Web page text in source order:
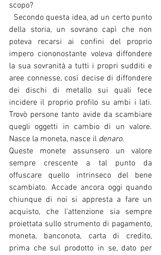
scopo?
della storia, un sovrano capì che non
poteva recarsi ai confini del proprio
impero ciononostante voleva diffondere
la sua sovranità a tutti i propri sudditi e
aree connesse, così decise di diffondere
dei dischi di metallo sui quali fece
incidere il proprio profilo su ambi i lati.
Trovò persone tanto avide da scambiare
quegli oggetti in cambio di un valore.
Nasce la moneta, nasce il denaro.
Queste monete assunsero un valore
sempre crescente a tal punto da
offuscare quello intrinseco del bene
scambiato. Accade ancora oggi quando
chiunque di noi si appresta a fare un
acquisto, che l’attenzione sia sempre
proiettata sullo strumento di pagamento,
moneta, banconota, carta di credito,
prima che sul prodotto in se, dato per